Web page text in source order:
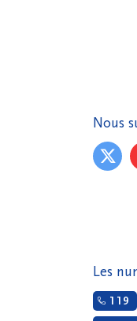
Nous
Les
119